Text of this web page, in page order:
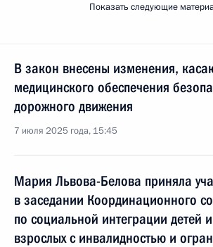
Показать следующие
В закон внесены изменения,
медицинского обеспечения
дорожного движения
7 июля 2025 года, 15:45
Мария Львова-Белова приняла
в заседании Координационного
по социальной интеграции детей
взрослых с инвалидностью и